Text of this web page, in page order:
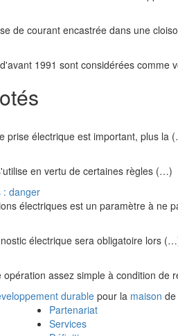
de courant encastrée dans une
1991 sont considérées comme
prise électrique est important, plus la
en vertu de certaines règles (…)
: danger
électriques est un paramètre à ne
électrique sera obligatoire lors
opération assez simple à condition de
durablepour la maison
Partenariat
Services